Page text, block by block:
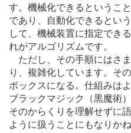
す。機械化できるというこ
であり、自動化できるとい
して、機械装置に指定でき
れがアルゴリズムです。
ただし、その手順にはさ
り、複雑化しています。そ
ボックスになる。仕組みは
ブラックマジック（黒魔術
そのからくりを理解せずに
ように扱うことにもなりか